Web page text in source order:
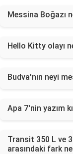
Messina Boğazı
Hello Kitty olayı
Budva'nın neyi
Apa 7'nin yazım
Transit 350 L ve
arasındaki fark